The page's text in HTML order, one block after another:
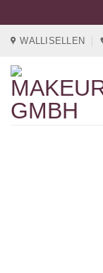
springen
WALLISELLEN